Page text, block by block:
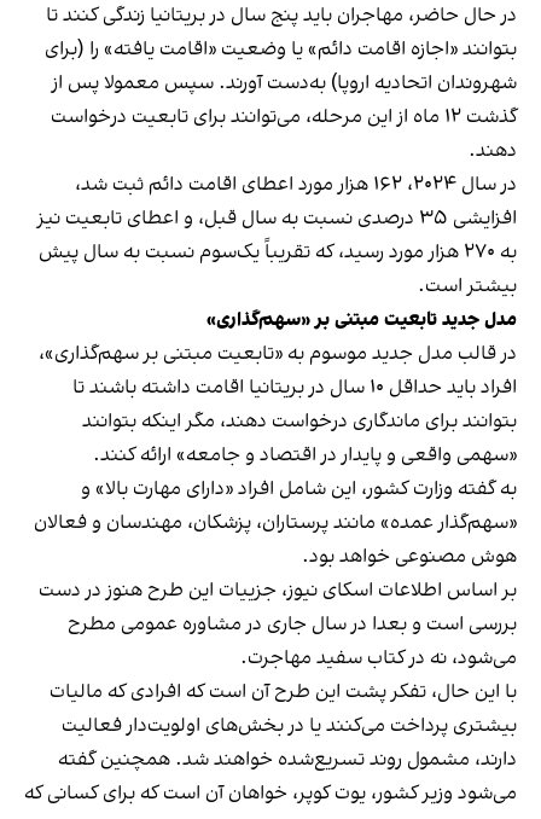
در حال حاضر، مهاجران باید پنج سال در بریتانیا زندگی کنند تا
بتوانند «اجازه اقامت دائم» یا وضعیت «اقامت یافته» را (برای
شهروندان اتحادیه اروپا) به‌دست آورند. سپس معمولا پس از
گذشت ۱۲ ماه از این مرحله، می‌توانند برای تابعیت درخواست
دهند.
در سال ۲۰۲۴، ۱۶۲ هزار مورد اعطای اقامت دائم ثبت شد،
افزایشی ۳۵ درصدی نسبت به سال قبل، و اعطای تابعیت نیز
به ۲۷۰ هزار مورد رسید، که تقریباً یک‌سوم نسبت به سال پیش
بیشتر است.
مدل جدید تابعیت مبتنی بر «سهم‌گذاری»
در قالب مدل جدید موسوم به «تابعیت مبتنی بر سهم‌گذاری»،
افراد باید حداقل ۱۰ سال در بریتانیا اقامت داشته باشند تا
بتوانند برای ماندگاری درخواست دهند، مگر اینکه بتوانند
«سهمی واقعی و پایدار در اقتصاد و جامعه» ارائه کنند.
به گفته وزارت کشور، این شامل افراد «دارای مهارت بالا» و
«سهم‌گذار عمده» مانند پرستاران، پزشکان، مهندسان و فعالان
هوش مصنوعی خواهد بود.
بر اساس اطلاعات اسکای نیوز، جزییات این طرح هنوز در دست
بررسی است و بعدا در سال جاری در مشاوره عمومی مطرح
می‌شود، نه در کتاب سفید مهاجرت.
با این حال، تفکر پشت این طرح آن است که افرادی که مالیات
بیشتری پرداخت می‌کنند یا در بخش‌های اولویت‌دار فعالیت
دارند، مشمول روند تسریع‌شده خواهند شد. همچنین گفته
می‌شود وزیر کشور، یوت کوپر، خواهان آن است که برای کسانی که